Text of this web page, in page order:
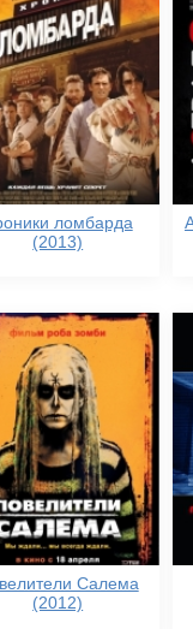
ломбарда
(2013)
Салема
(2012)